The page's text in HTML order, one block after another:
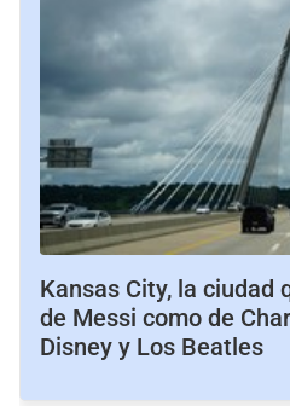
Kansas City, la ciudad
de Messi como de
Disney y Los Beatles